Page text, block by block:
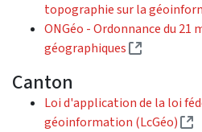
topographie sur la
ONGéo - Ordonnance du 21
géographiques
(Lien
Canton
Loi d'application de la loi
géoinformation (LcGéo)